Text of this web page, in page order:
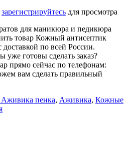
зарегистрируйтесь для просмотра
для маникюра и педикюра
товар Кожный антисептик
по всей России.
готовы сделать заказ?
прямо сейчас по телефонам:
вам сделать правильный
пенка, Аживика, Кожные